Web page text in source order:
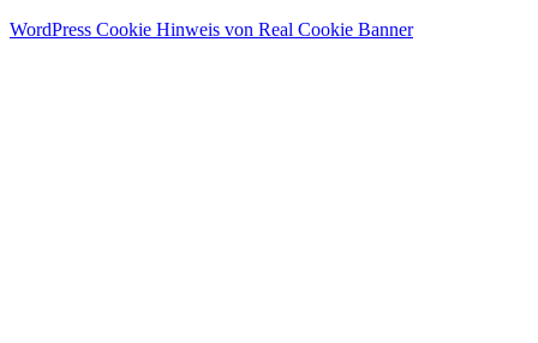
WordPress Cookie Hinweis von Real Cookie Banner